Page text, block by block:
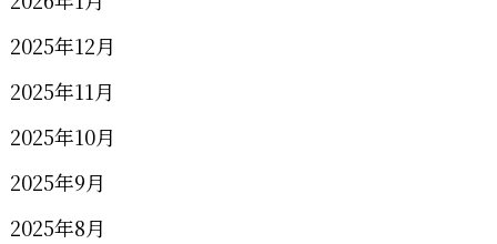
2025年12月
2025年11月
2025年10月
2025年9月
2025年8月